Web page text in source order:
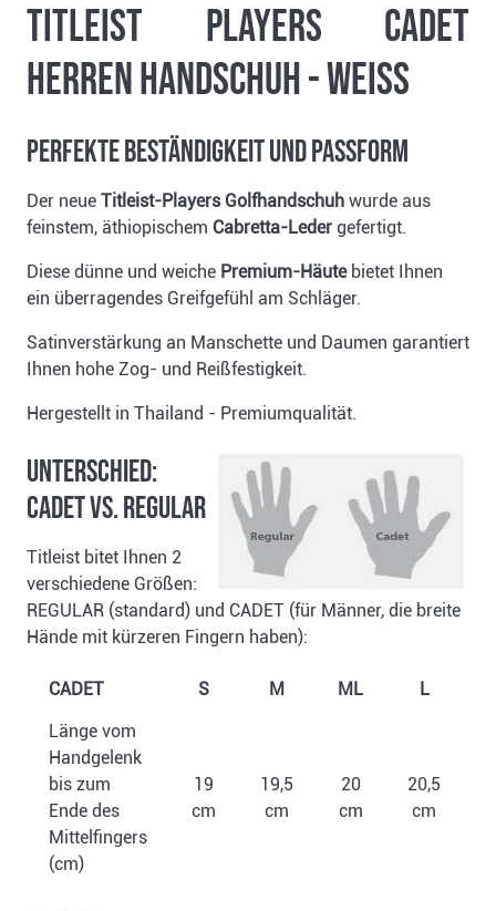
Titleist Players Cadet
Herren Handschuh - weiss
Perfekte Beständigkeit und Passform
Der neue Titleist-Players Golfhandschuh wurde aus
feinstem, äthiopischem Cabretta-Leder gefertigt.
Diese dünne und weiche Premium-Häutebietet Ihnen
ein überragendes Greifgefühl am Schläger.
Satinverstärkung an Manschette und Daumen garantiert
Ihnen hohe Zog- und Reißfestigkeit.
Hergestellt in Thailand - Premiumqualität.
Unterschied:
CADET vs. REGULAR
Titleist bitet Ihnen 2
verschiedene Größen:
REGULAR (standard) und CADET (für Männer, die breite
Hände mit kürzeren Fingern haben):
CADET S M ML L
Länge vom
Handgelenk
bis zum
Ende des
Mittelfingers
(cm)
19
cm
19,5
cm
20
cm
20,5
cm